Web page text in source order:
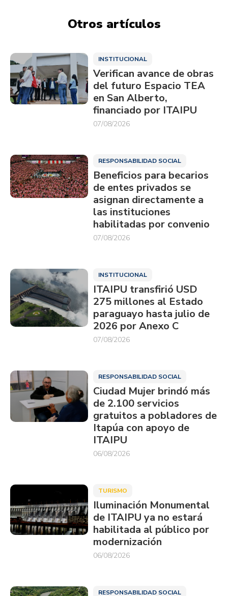
Otros artículos
INSTITUCIONAL
Verifican avance de obras
del futuro Espacio TEA
en San Alberto,
financiado por ITAIPU
07/08/2026
RESPONSABILIDAD SOCIAL
Beneficios para becarios
de entes privados se
asignan directamente a
las instituciones
habilitadas por convenio
07/08/2026
INSTITUCIONAL
ITAIPU transfirió USD
275 millones al Estado
paraguayo hasta julio de
2026 por Anexo C
07/08/2026
RESPONSABILIDAD SOCIAL
Ciudad Mujer brindó más
de 2.100 servicios
gratuitos a pobladores de
Itapúa con apoyo de
ITAIPU
06/08/2026
TURISMO
Iluminación Monumental
de ITAIPU ya no estará
habilitada al público por
modernización
06/08/2026
RESPONSABILIDAD SOCIAL